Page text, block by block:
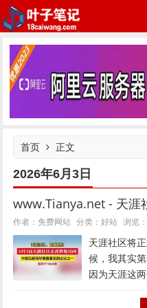
叶子笔记网站
首页 正文
2026年6月3日
www.Tianya.net - 天涯
作者：免费网站 分类：好站 浏览
天涯社区将
候，我其实
因为天涯这